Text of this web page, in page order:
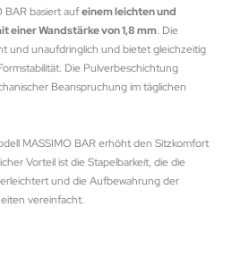
BAR basiert aufeinem leichten und
einer Wandstärke von 1,8 mm. Die
und unaufdringlich und bietet gleichzeitig
Die Pulverbeschichtung
Beanspruchung im täglichen
MASSIMO BAR erhöht den Sitzkomfort
Vorteil ist die Stapelbarkeit, die die
und die Aufbewahrung der
vereinfacht.